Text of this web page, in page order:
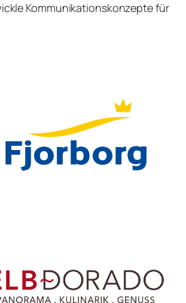
Kommunikationskonzepte für